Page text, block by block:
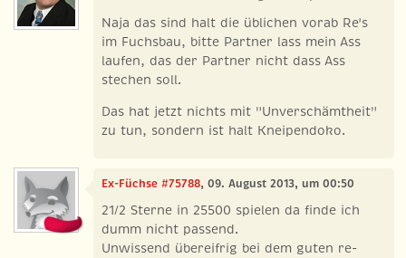
Naja das sind halt die üblichen vorab Re's
im Fuchsbau, bitte Partner lass mein Ass
laufen, das der Partner nicht dass Ass
stechen soll.
Das hat jetzt nichts mit "Unverschämtheit"
zu tun, sondern ist halt Kneipendoko.
Ex-Füchse #75788, 09. August 2013, um 00:50
21/2 Sterne in 25500 spielen da finde ich
dumm nicht passend.
Unwissend übereifrig bei dem guten re-